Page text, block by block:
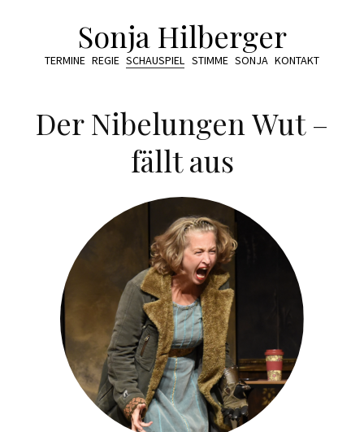
Sonja Hilberger
TERMINE REGIE SCHAUSPIEL STIMME SONJA KONTAKT
Der Nibelungen Wut –
fällt aus